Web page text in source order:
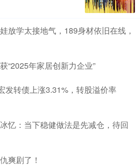
放学太接地气，189身材依旧在线，
“2025年家居创新力企业”
发转债上涨3.31%，转股溢价率
忆：当下稳健做法是先减仓，待回
爽剧了！